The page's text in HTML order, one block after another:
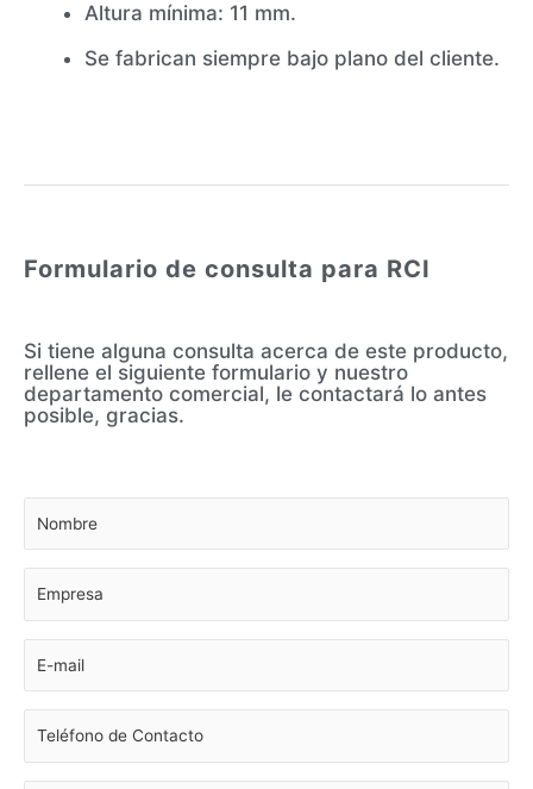
Altura mínima: 11 mm.
Se fabrican siempre bajo plano del cliente.
Formulario de consulta para RCI
Si tiene alguna consulta acerca de este producto,
rellene el siguiente formulario y nuestro
departamento comercial, le contactará lo antes
posible, gracias.